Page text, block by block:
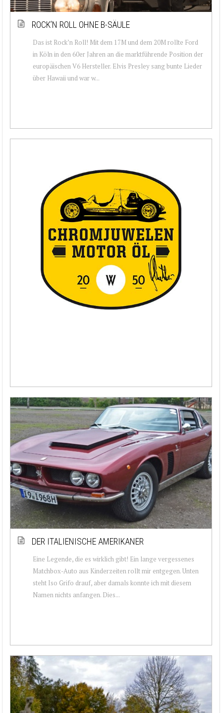
ROCK’N ROLL OHNE B-SÄULE
Das ist Rock’n Roll! Mit dem 17M und dem 20M rollte Ford
in Köln in den 60er Jahren an die marktführende Position der
europäischen V6 Hersteller. Elvis Presley sang bunte Lieder
über Hawaii und war w...
DER ITALIENISCHE AMERIKANER
Eine Legende, die es wirklich gibt! Ein lange vergessenes
Matchbox-Auto aus Kinderzeiten rollt mir entgegen. Unten
steht Iso Grifo drauf, aber damals konnte ich mit diesem
Namen nichts anfangen. Dies...